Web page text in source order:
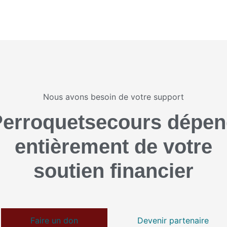
Nous avons besoin de votre support
entièrement de votre
soutien financier
Faire un don Devenir partenaire